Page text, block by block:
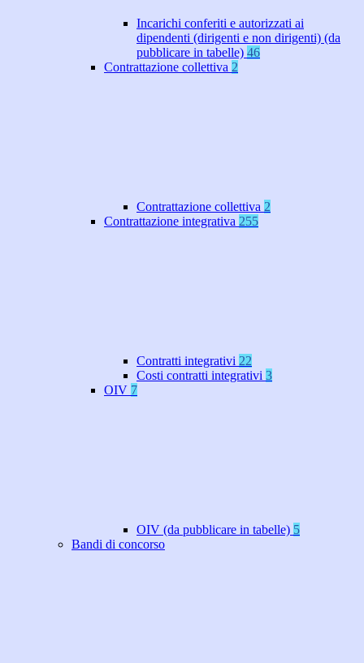
Incarichi conferiti e autorizzati ai
dipendenti (dirigenti e non dirigenti) (da
pubblicare in tabelle) 46
Contrattazione collettiva 2
Contrattazione collettiva 2
Contrattazione integrativa 255
Contratti integrativi 22
Costi contratti integrativi 3
OIV 7
OIV (da pubblicare in tabelle) 5
Bandi di concorso